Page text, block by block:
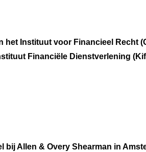
het Instituut voor Financieel
Financiële Dienstverlening
bij Allen & Overy Shearman in